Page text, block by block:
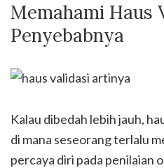
Memahami Haus
Penyebabnya
Kalau dibedah lebih jauh,
di mana seseorang terlalu
percaya diri pada penilaian